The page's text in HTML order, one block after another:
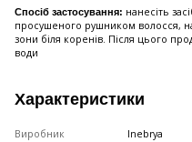
Спосіб застосування: нанесіть
просушеного рушником волосся,
зони біля коренів. Після цього
води
Характеристики
Виробник
Inebrya